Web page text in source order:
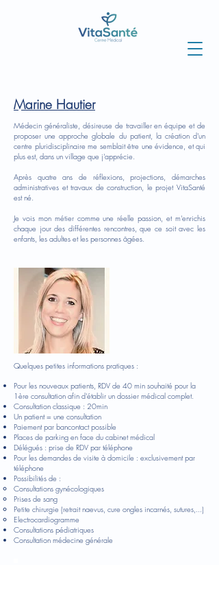
Marine Hautier
Médecin généraliste, désireuse de travailler en équipe et de
proposer une approche globale du patient, la création d'un
centre pluridisciplinaire me semblait être une évidence, et qui
plus est, dans un village que j'apprécie.
Après quatre ans de réflexions, projections, démarches
administratives et travaux de construction, le projet VitaSanté
est né.
Je vois mon métier comme une réelle passion, et m'enrichis
chaque jour des différentes rencontres, que ce soit avec les
enfants, les adultes et les personnes âgées.
​Quelques petites informations pratiques :
Pour les nouveaux patients, RDV de 40 min souhaité pour la
1ère consultation afin d'établir un dossier médical complet.
Consultation classique : 20min
Un patient = une consultation
Paiement par bancontact possible
Places de parking en face du cabinet médical
Délégués : prise de RDV par téléphone
Pour les demandes de visite à domicile : exclusivement par
téléphone
Possibilités de :
Consultations gynécologiques
Prises de sang
Petite chirurgie (retrait naevus, cure ongles incarnés, sutures,...)
Electrocardiogramme
Consultations pédiatriques
Consultation médecine générale